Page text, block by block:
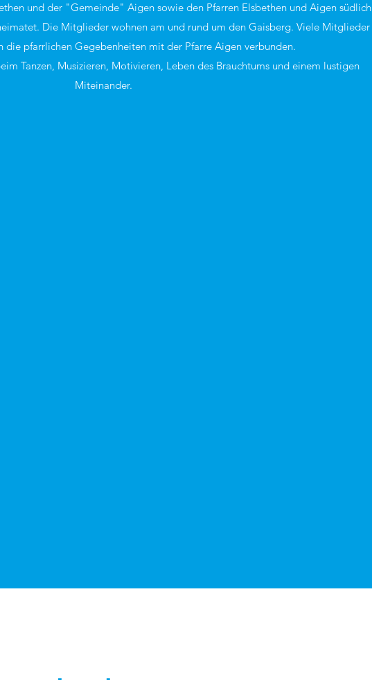
und der "Gemeinde" Aigen sowie den Pfarren Elsbethen und Aigen südlich
Die Mitglieder wohnen am und rund um den Gaisberg. Viele Mitglieder
die pfarrlichen Gegebenheiten mit der Pfarre Aigen verbunden.
Tanzen, Musizieren, Motivieren, Leben des Brauchtums und einem lustigen
Miteinander.